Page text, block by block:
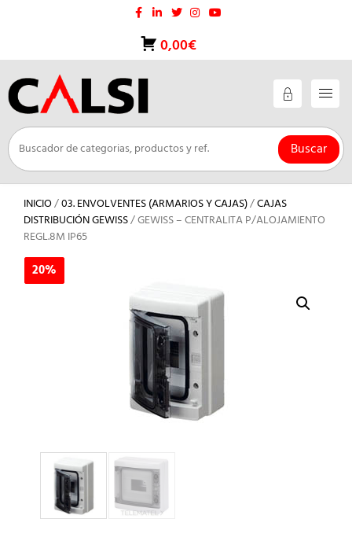
0,00€
Buscar
INICIO/03. ENVOLVENTES (ARMARIOS Y CAJAS)/CAJAS
DISTRIBUCIÓN GEWISS/ GEWISS – CENTRALITA P/ALOJAMIENTO
REGL.8M IP65
20%
20%